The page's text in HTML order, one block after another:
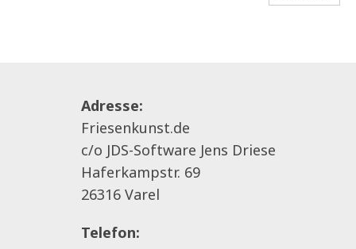
Adresse:
Friesenkunst.de
c/o JDS-Software Jens Driese
Haferkampstr. 69
26316 Varel
Telefon: